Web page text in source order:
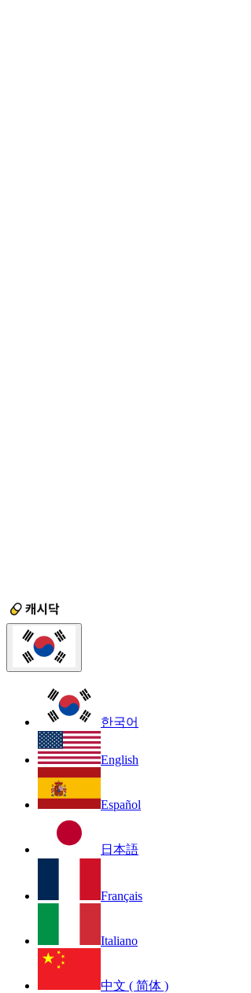
한국어
English
Español
日本語
Français
Italiano
中文 ( 简体 )